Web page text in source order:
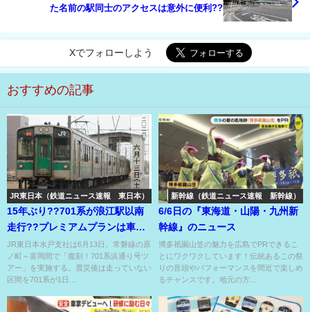
た名前の駅同士のアクセスは意外に便利??
Xでフォローしよう
おすすめの記事
JR東日本（鉄道ニュース速報 東日本）
15年ぶり??701系が浪江駅以南
走行??プレミアムプランは車両
基地見学や撮影会も??
JR東日本水戸支社は6月13日、常磐線の原
ノ町～富岡間で「復刻！701系浜通り号ツ
アー」を実施する。震災後は走っていない
区間を701系が1日...
新幹線（鉄道ニュース速報 新幹線）
6/6日の『東海道・山陽・九州新
幹線』のニュース
博多祇園山笠の魅力を広島でPRできるこ
とにワクワクしています！伝統あるこの祭
りの音頭やパフォーマンスを間近で楽しめ
るチャンスです。地元の方...